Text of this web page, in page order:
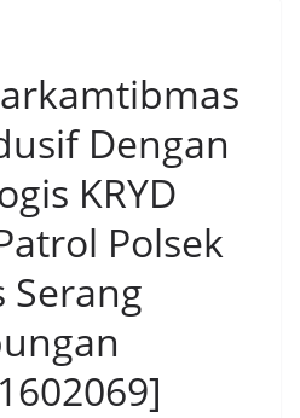
Dengan
KRYD
Polsek
Serang